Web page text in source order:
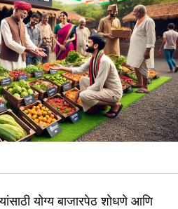
योग्य बाजारपेठ शोधणे आणि